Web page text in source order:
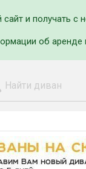
и получать с
об аренде